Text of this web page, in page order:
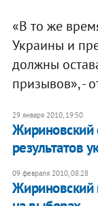
«В то же
Украины и
должны
призывов», -
29 января 2010, 19:50
Жириновский
результатов
09 февраля 2010, 08:28
Жириновский